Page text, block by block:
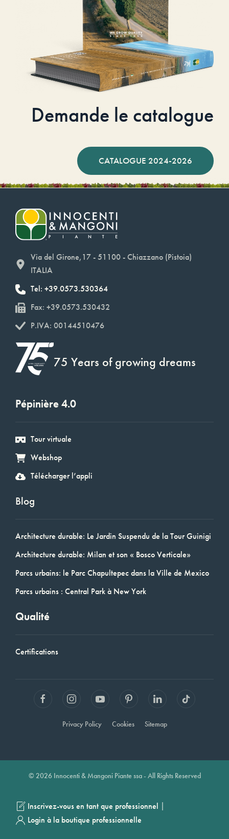
Demande le catalogue
CATALOGUE 2024-2026
Via del Girone,17 - 51100 - Chiazzano (Pistoia)
ITALIA
Tel: +39.0573.530364
Fax: +39.0573.530432
P.IVA: 00144510476
75 Years of growing dreams
Pépinière 4.0
Tour virtuale
Webshop
Télécharger l’appli
Blog
Architecture durable: Le Jardin Suspendu de la Tour Guinigi
Architecture durable: Milan et son « Bosco Verticale»
Parcs urbains: le Parc Chapultepec dans la Ville de Mexico
Parcs urbains : Central Park à New York
Qualité
Certifications
Privacy Policy Cookies Sitemap
© 2026 Innocenti & Mangoni Piante ssa - All Rights Reserved
Inscrivez-vous en tant que professionnel |
Login à la boutique professionnelle